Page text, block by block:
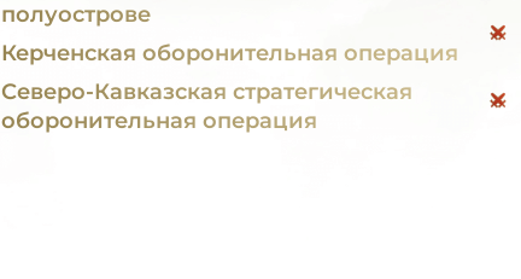
полуострове
Керченская оборонительная операция
Северо-Кавказская стратегическая
оборонительная операция